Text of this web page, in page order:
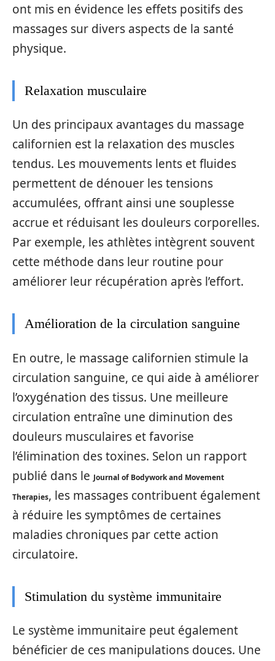
ont mis en évidence les effets positifs des
massages sur divers aspects de la santé
physique.
Relaxation musculaire
Un des principaux avantages du massage
californien est la relaxation des muscles
tendus. Les mouvements lents et fluides
permettent de dénouer les tensions
accumulées, offrant ainsi une souplesse
accrue et réduisant les douleurs corporelles.
Par exemple, les athlètes intègrent souvent
cette méthode dans leur routine pour
améliorer leur récupération après l’effort.
Amélioration de la circulation sanguine
En outre, le massage californien stimule la
circulation sanguine, ce qui aide à améliorer
l’oxygénation des tissus. Une meilleure
circulation entraîne une diminution des
douleurs musculaires et favorise
l’élimination des toxines. Selon un rapport
publié dans le Journal of Bodywork and Movement
Therapies, les massages contribuent également
à réduire les symptômes de certaines
maladies chroniques par cette action
circulatoire.
Stimulation du système immunitaire
Le système immunitaire peut également
bénéficier de ces manipulations douces. Une